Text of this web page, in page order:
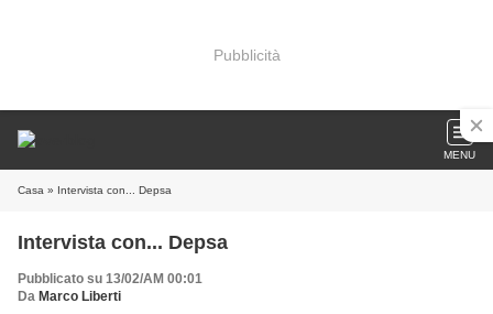
Pubblicità
MENU
Casa » Intervista con... Depsa
Intervista con... Depsa
Pubblicato su 13/02/AM 00:01
Da Marco Liberti